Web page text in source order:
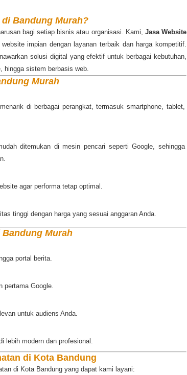
Bandung Murah?
bagi setiap bisnis atau organisasi. Kami, Jasa Website
impian dengan layanan terbaik dan harga kompetitif.
solusi digital yang efektif untuk berbagai kebutuhan,
hingga sistem berbasis web.
Murah
di berbagai perangkat, termasuk smartphone, tablet,
ditemukan di mesin pencari seperti Google, sehingga
agar performa tetap optimal.
tinggi dengan harga yang sesuai anggaran Anda.
Murah
portal berita.
pertama Google.
untuk audiens Anda.
lebih modern dan profesional.
di Kota Bandung
di Kota Bandung yang dapat kami layani: